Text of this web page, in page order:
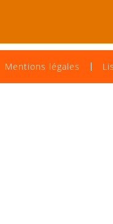
Mentions légales